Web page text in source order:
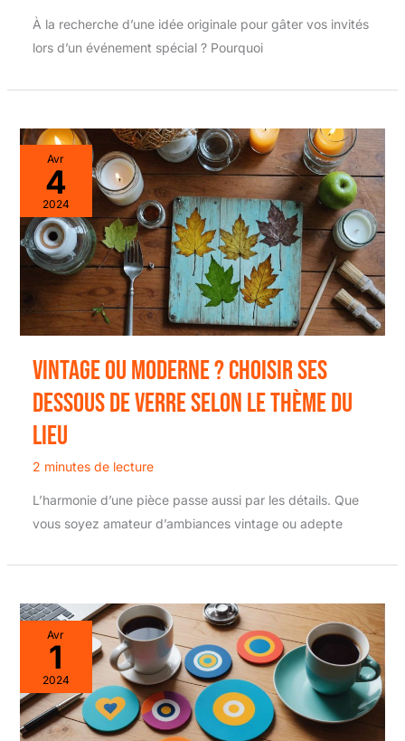
À la recherche d’une idée originale pour gâter vos invités
lors d’un événement spécial ? Pourquoi
Avr
4
2024
Vintage ou moderne ? Choisir ses
dessous de verre selon le thème du
lieu
2 minutes de lecture
L’harmonie d’une pièce passe aussi par les détails. Que
vous soyez amateur d’ambiances vintage ou adepte
Avr
1
2024